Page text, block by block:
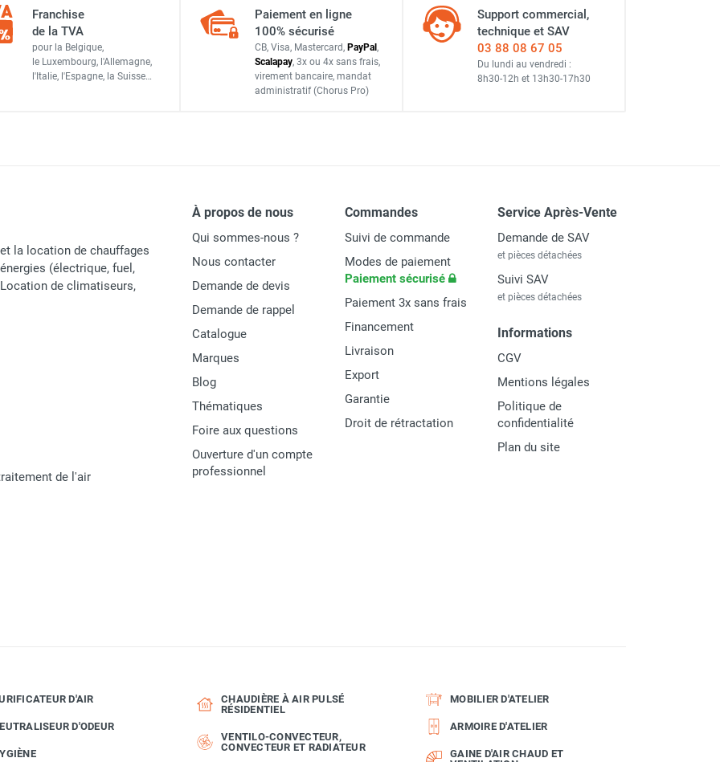
2 kW
2 kW
95°C
TDS 120 - TROTEC
Franchise
de la TVA
pour la Belgique,
le Luxembourg, l'Allemagne,
l'Italie, l'Espagne, la Suisse…
Paiement en ligne
100% sécurisé
CB, Visa, Mastercard, PayPal ,
Scalapay, 3x ou 4x sans frais,
virement bancaire, mandat
administratif (Chorus Pro)
Support commercial,
technique et SAV
03 88 08 67 05
Du lundi au vendredi :
8h30-12h et 13h30-17h30
la location de chauffages
(électrique, fuel,
de climatiseurs,
de l'air
À propos de nous
Qui sommes-nous ?
Nous contacter
Demande de devis
Demande de rappel
Catalogue
Marques
Blog
Thématiques
Foire aux questions
Ouverture d'un compte
professionnel
Commandes
Suivi de commande
Modes de paiement
Paiement sécurisé
Paiement 3x sans frais
Financement
Livraison
Export
Garantie
Droit de rétractation
Service Après-Vente
Demande de SAV
et pièces détachées
Suivi SAV
et pièces détachées
Informations
CGV
Mentions légales
Politique de
confidentialité
Plan du site
D'AIR
D'ODEUR
CHAUDIÈRE À AIR PULSÉ
RÉSIDENTIEL
VENTILO-CONVECTEUR,
CONVECTEUR ET RADIATEUR
MOBILIER D'ATELIER
ARMOIRE D'ATELIER
GAINE D'AIR CHAUD ET